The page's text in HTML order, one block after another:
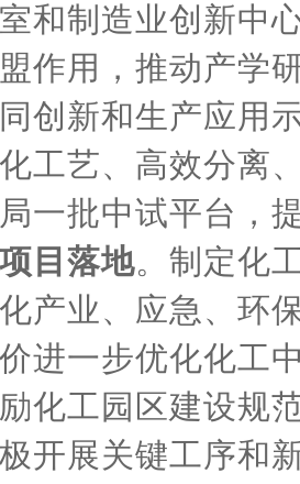
和制造业创新中
作用，推动产学
同创新和生产应用
工艺、高效分离
一批中试平台，
目落地。制定化
产业、应急、环
进一步优化化工
化工园区建设规
开展关键工序和